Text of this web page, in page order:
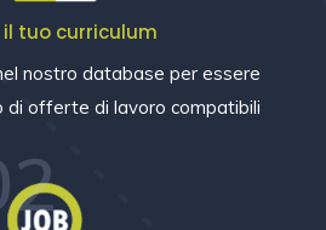
il tuo curriculum
nostro database per essere
di offerte di lavoro compatibili